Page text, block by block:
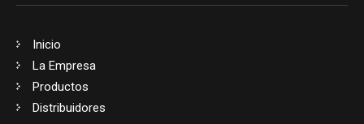
Inicio
La Empresa
Productos
Distribuidores